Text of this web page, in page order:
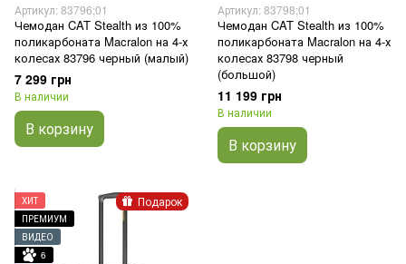
Артикул: 83796;01
Чемодан CAT Stealth из 100%
поликарбоната Macralon на 4-х
колесах 83796 черный (малый)
7 299 грн
В наличии
В корзину
Артикул: 83798;01
Чемодан CAT Stealth из 100%
поликарбоната Macralon на 4-х
колесах 83798 черный
(большой)
11 199 грн
В наличии
В корзину
Подарок
ХИТ
ПРЕМИУМ
ВИДЕО
6